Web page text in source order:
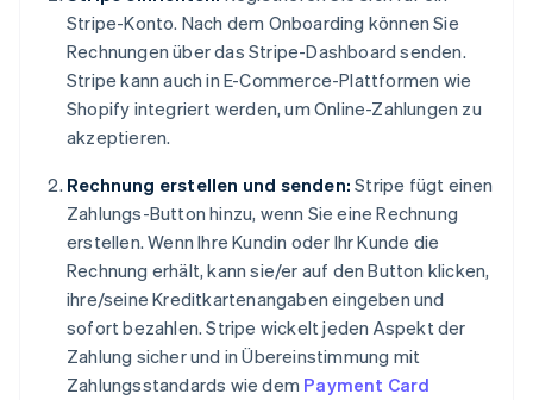
Stripe-Konto. Nach dem Onboarding können Sie
Rechnungen über das Stripe-Dashboard senden.
Stripe kann auch in E-Commerce-Plattformen wie
Shopify integriert werden, um Online-Zahlungen zu
akzeptieren.
Rechnung erstellen und senden: Stripe fügt einen
Zahlungs-Button hinzu, wenn Sie eine Rechnung
erstellen. Wenn Ihre Kundin oder Ihr Kunde die
Rechnung erhält, kann sie/er auf den Button klicken,
ihre/seine Kreditkartenangaben eingeben und
sofort bezahlen. Stripe wickelt jeden Aspekt der
Zahlung sicher und in Übereinstimmung mit
Zahlungsstandards wie dem Payment Card